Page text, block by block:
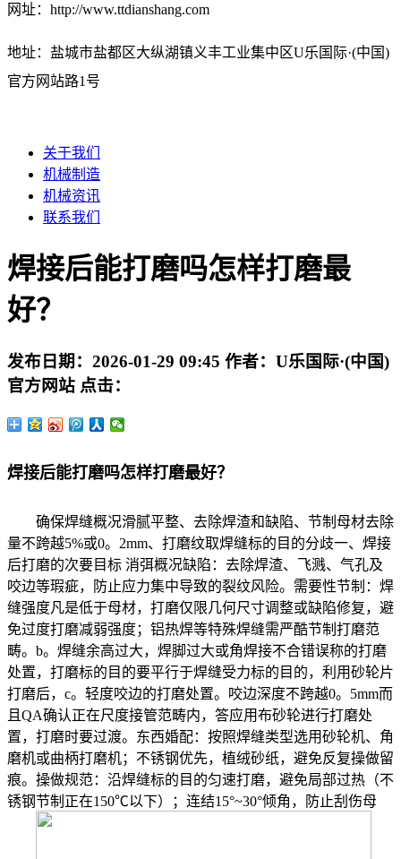
网址：http://www.ttdianshang.com
地址：盐城市盐都区大纵湖镇义丰工业集中区U乐国际·(中国)
官方网站路1号
关于我们
机械制造
机械资讯
联系我们
焊接后能打磨吗怎样打磨最
好？
发布日期： 2026-01-29 09:45 作者： U乐国际·(中国)
官方网站 点击：
焊接后能打磨吗怎样打磨最好？
确保焊缝概况滑腻平整、去除焊渣和缺陷、节制母材去除
量不跨越5%或0。2mm、打磨纹取焊缝标的目的分歧一、焊接
后打磨的次要目标‌ 消弭概况缺陷‌：去除焊渣、飞溅、气孔及
咬边等瑕疵，防止应力集中导致的裂纹风险。需要性节制‌：焊
缝强度凡是低于母材，打磨仅限几何尺寸调整或缺陷修复，避
免过度打磨减弱强度；铝热焊等特殊焊缝需严酷节制打磨范
畴。‌‌b。焊缝余高过大，焊脚过大或角焊接不合错误称的打磨
处置，打磨标的目的要平行于焊缝受力标的目的，利用砂轮片
打磨后，c。轻度咬边的打磨处置。咬边深度不跨越0。5mm而
且QA确认正在尺度接管范畴内，答应用布砂轮进行打磨处
置，打磨时要过渡。东西婚配：按照焊缝类型选用砂轮机、角
磨机或曲柄打磨机；不锈钢优先，植绒砂纸，避免反复操做留
痕。‌‌操做规范‌：沿焊缝标的目的匀速打磨，避免局部过热（不
锈钢节制正在150℃以下）；连结15°~30°倾角，防止刮伤母